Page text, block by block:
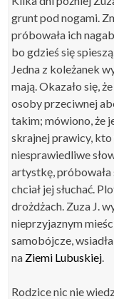
grunt pod nogami.
próbowała ich
bo gdzieś się
Jedna z koleżanek
mają. Okazało się,
osoby przeciwnej
takim; mówiono, że
skrajnej prawicy, kto
niesprawiedliwe
artystkę, próbowała
chciał jej słuchać.
drożdżach. Zuza J.
nieprzyjaznym
samobójcze,
na Ziemi Lubuskiej.
Rodzice nic nie